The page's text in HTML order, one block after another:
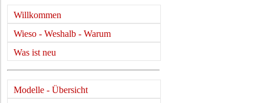
Willkommen
Wieso - Weshalb - Warum
Was ist neu
Modelle - Übersicht